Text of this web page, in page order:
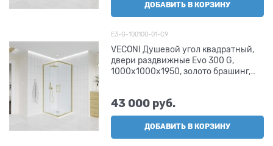
ДОБАВИТЬ В КОРЗИНУ
E3-G-100100-01-C9
VECONI Душевой угол квадратный,
двери раздвижные Evo 300 G,
1000х1000x1950, золото брашинг,
43 000 руб.
ДОБАВИТЬ В КОРЗИНУ